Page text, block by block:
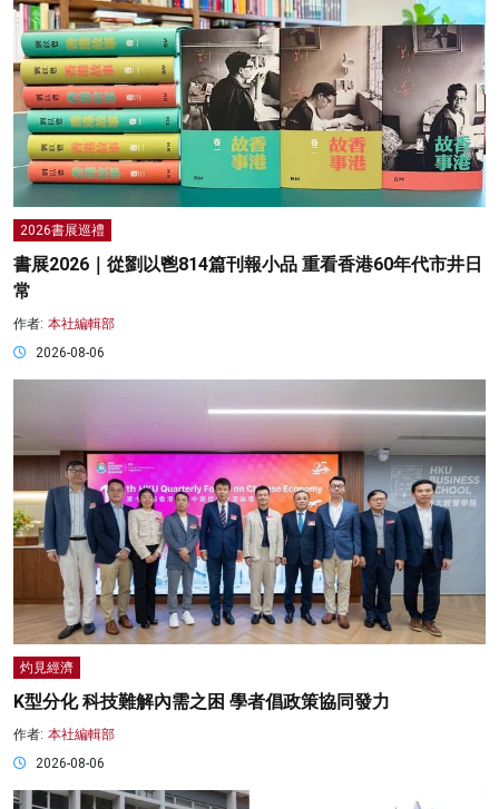
2026書展巡禮
書展2026｜從劉以鬯814篇刊報小品 重看香港60年代市井日
常
作者: 本社編輯部
2026-08-06
灼見經濟
K型分化 科技難解內需之困 學者倡政策協同發力
作者: 本社編輯部
2026-08-06